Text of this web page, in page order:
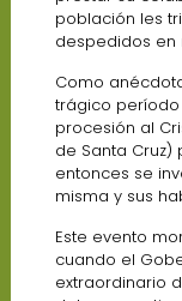
población les
despedidos en
Como
trágico
procesión al
de Santa
entonces se
misma y sus
Este evento
cuando el
extraordinario